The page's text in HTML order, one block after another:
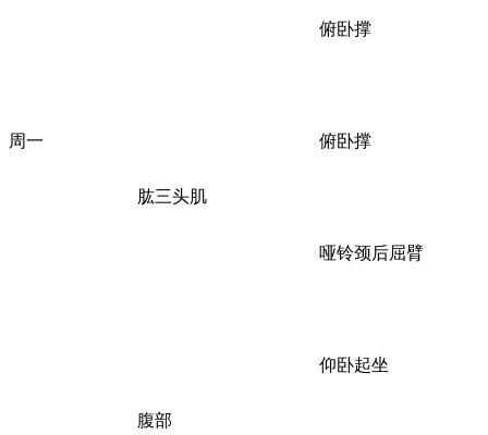
周一
俯卧撑
肱三头肌
俯卧撑
哑铃颈后屈臂
腹部
仰卧起坐